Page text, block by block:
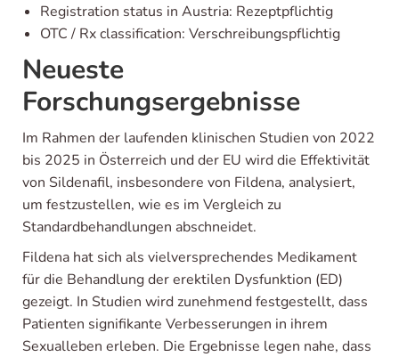
Registration status in Austria: Rezeptpflichtig
OTC / Rx classification: Verschreibungspflichtig
Neueste
Forschungsergebnisse
Im Rahmen der laufenden klinischen Studien von 2022
bis 2025 in Österreich und der EU wird die Effektivität
von Sildenafil, insbesondere von Fildena, analysiert,
um festzustellen, wie es im Vergleich zu
Standardbehandlungen abschneidet.
Fildena hat sich als vielversprechendes Medikament
für die Behandlung der erektilen Dysfunktion (ED)
gezeigt. In Studien wird zunehmend festgestellt, dass
Patienten signifikante Verbesserungen in ihrem
Sexualleben erleben. Die Ergebnisse legen nahe, dass